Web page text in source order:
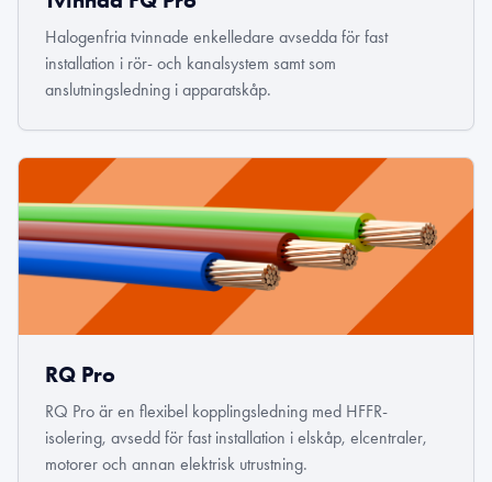
Halogenfria tvinnade enkelledare avsedda för fast
installation i rör- och kanalsystem samt som
anslutningsledning i apparatskåp.
RQ Pro
RQ Pro är en flexibel kopplingsledning med HFFR-
isolering, avsedd för fast installation i elskåp, elcentraler,
motorer och annan elektrisk utrustning.